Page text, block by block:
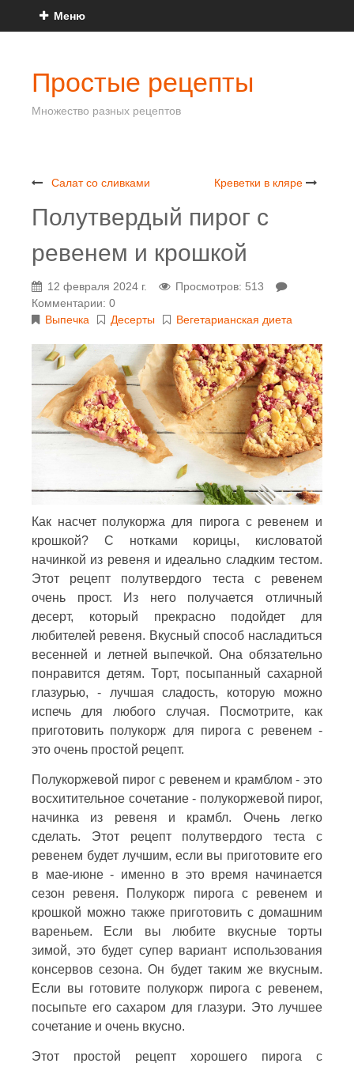
Меню
Простые рецепты
Множество разных рецептов
Салат со сливками Креветки в кляре
Полутвердый пирог с
ревенем и крошкой
12 февраля 2024 г.
Просмотров: 513
Комментарии: 0
Выпечка
Десерты Вегетарианская диета
Как насчет полукоржа для пирога с ревенем и
крошкой? С нотками корицы, кисловатой
начинкой из ревеня и идеально сладким тестом.
Этот рецепт полутвердого теста с ревенем
очень прост. Из него получается отличный
десерт, который прекрасно подойдет для
любителей ревеня. Вкусный способ насладиться
весенней и летней выпечкой. Она обязательно
понравится детям. Торт, посыпанный сахарной
глазурью, - лучшая сладость, которую можно
испечь для любого случая. Посмотрите, как
приготовить полукорж для пирога с ревенем -
это очень простой рецепт.
Полукоржевой пирог с ревенем и крамблом - это
восхитительное сочетание - полукоржевой пирог,
начинка из ревеня и крамбл. Очень легко
сделать. Этот рецепт полутвердого теста с
ревенем будет лучшим, если вы приготовите его
в мае-июне - именно в это время начинается
сезон ревеня. Полукорж пирога с ревенем и
крошкой можно также приготовить с домашним
вареньем. Если вы любите вкусные торты
зимой, это будет супер вариант использования
консервов сезона. Он будет таким же вкусным.
Если вы готовите полукорж пирога с ревенем,
посыпьте его сахаром для глазури. Это лучшее
сочетание и очень вкусно.
Этот простой рецепт хорошего пирога с